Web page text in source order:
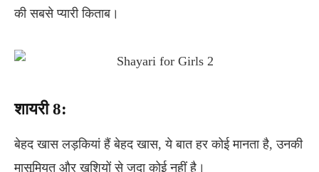
की सबसे प्यारी किताब।
शायरी 8:
बेहद खास लड़कियां हैं बेहद खास, ये बात हर कोई मानता है, उनकी
मासूमियत और खुशियों से जुदा कोई नहीं है।